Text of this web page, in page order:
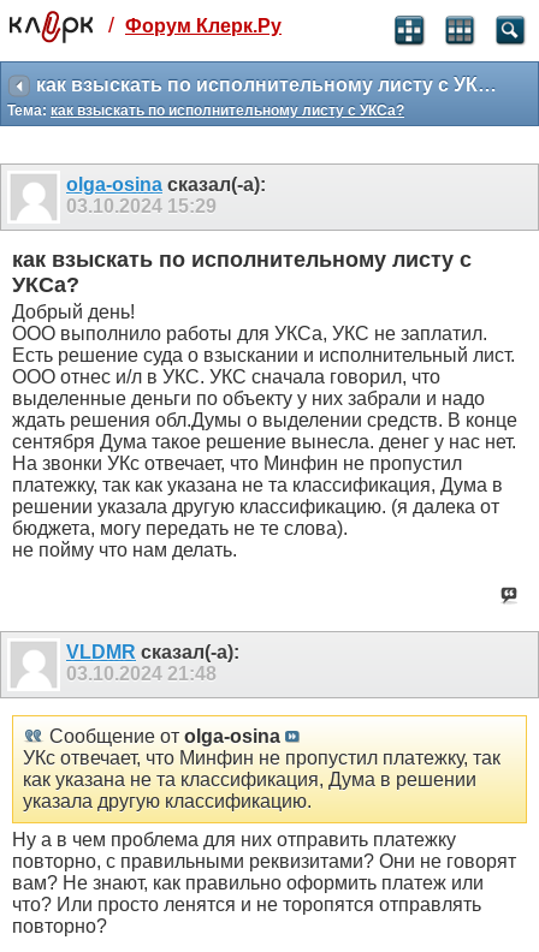
Святые угодники, Клерк без рекламы
прекрасен:)
месяц
3 месяца
259
₽
-10%
499 ₽
-15%
Отмена Оплатить
/ Форум Клерк.Ру
как взыскать по исполнительному листу с УКСа?
Тема: как взыскать по исполнительному листу с УКСа?
olga-osina сказал(-а):
03.10.2024 15:29
как взыскать по исполнительному листу с
УКСа?
Добрый день!
ООО выполнило работы для УКСа, УКС не заплатил.
Есть решение суда о взыскании и исполнительный лист.
ООО отнес и/л в УКС. УКС сначала говорил, что
выделенные деньги по объекту у них забрали и надо
ждать решения обл.Думы о выделении средств. В конце
сентября Дума такое решение вынесла. денег у нас нет.
На звонки УКс отвечает, что Минфин не пропустил
платежку, так как указана не та классификация, Дума в
решении указала другую классификацию. (я далека от
бюджета, могу передать не те слова).
не пойму что нам делать.
VLDMR сказал(-а):
03.10.2024 21:48
Сообщение от olga-osina
УКс отвечает, что Минфин не пропустил платежку, так
как указана не та классификация, Дума в решении
указала другую классификацию.
Ну а в чем проблема для них отправить платежку
повторно, с правильными реквизитами? Они не говорят
вам? Не знают, как правильно оформить платеж или
что? Или просто ленятся и не торопятся отправлять
повторно?